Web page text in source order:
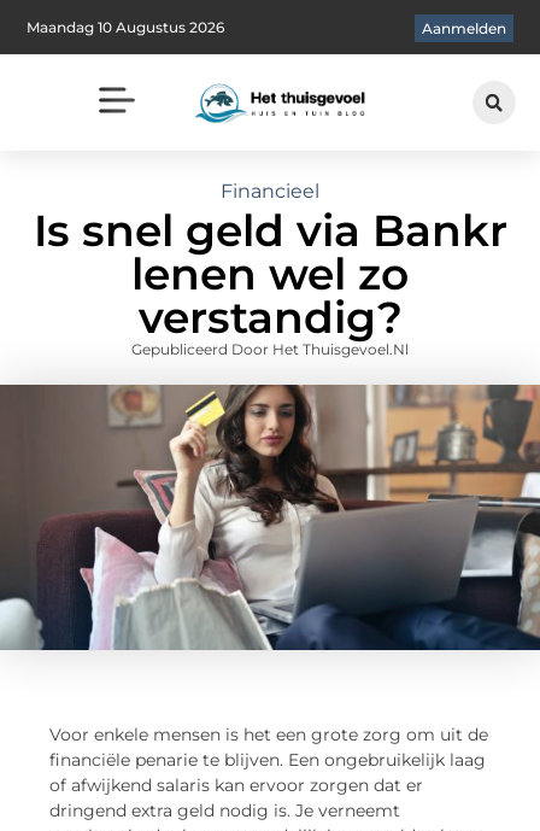
Maandag 10 Augustus 2026 Aanmelden
Financieel
Is snel geld via Bankr
lenen wel zo
verstandig?
Gepubliceerd Door Het Thuisgevoel.nl
Voor enkele mensen is het een grote zorg om uit de
financiële penarie te blijven. Een ongebruikelijk laag
of afwijkend salaris kan ervoor zorgen dat er
dringend extra geld nodig is. Je verneemt